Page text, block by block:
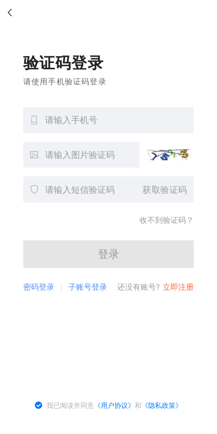
验证码登录
请使用手机验证码登录
获取验证码
收不到验证码？
登录
密码登录 子账号登录 还没有账号? 立即注册
我已阅读并同意 《用户协议》和 《隐私政策》